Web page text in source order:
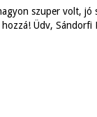
szuper volt, jó
Üdv, Sándorfi